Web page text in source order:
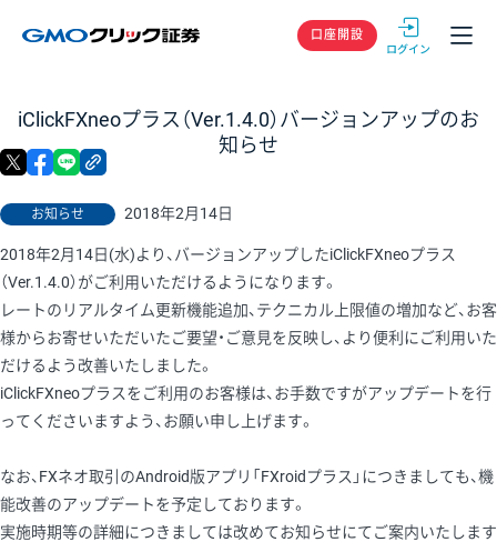
GMOクリック
口座開設
iClickFXneoプラス（Ver.1.4.0）バージョンアップのお
知らせ
お知らせ 2018年2月14日
X facebook
2018年2月14日(水)より、バージョンアップしたiClickFXneoプラス
（Ver.1.4.0）がご利用いただけるようになります。
レートのリアルタイム更新機能追加、テクニカル上限値の増加など、お客
様からお寄せいただいたご要望・ご意見を反映し、より便利にご利用いた
だけるよう改善いたしました。
iClickFXneoプラスをご利用のお客様は、お手数ですがアップデートを行
ってくださいますよう、お願い申し上げます。
なお、FXネオ取引のAndroid版アプリ「FXroidプラス」につきましても、機
能改善のアップデートを予定しております。
実施時期等の詳細につきましては改めてお知らせにてご案内いたします